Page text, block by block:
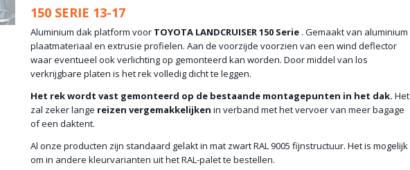
150 SERIE 13-17
Aluminium dak platform voor TOYOTA LANDCRUISER 150 Serie . Gemaakt van aluminium
plaatmateriaal en extrusie profielen. Aan de voorzijde voorzien van een wind deflector
waar eventueel ook verlichting op gemonteerd kan worden. Door middel van los
verkrijgbare platen is het rek volledig dicht te leggen.
Het rek wordt vast gemonteerd op de bestaande montagepunten in het dak. Het
zal zeker lange reizen vergemakkelijken in verband met het vervoer van meer bagage
of een daktent.
Al onze producten zijn standaard gelakt in mat zwart RAL 9005 fijnstructuur. Het is mogelijk
om in andere kleurvarianten uit het RAL-palet te bestellen.